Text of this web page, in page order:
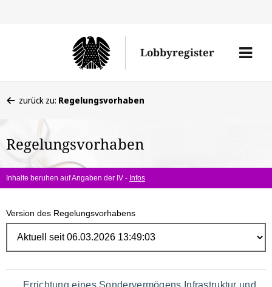
Lobbyregister
Menü
befinden
hier:
zurück zu: Regelungsvorhaben
Regelungsvorhaben
Inhalte beruhen auf Angaben der IV - Infos
Version des Regelungsvorhabens
Navigation
Errichtung eines Sondervermögens Infrastruktur und